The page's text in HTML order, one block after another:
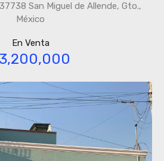
San Miguel de Allende, Gto.,
México
En Venta